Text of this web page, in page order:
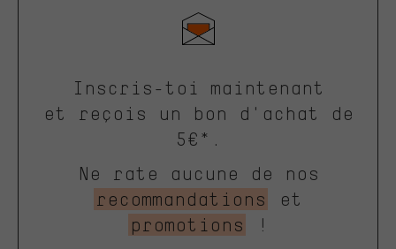
Inscris-toi maintenant
et reçois un bon d'achat de
5€*.
Ne rate aucune de nos
recommandations
et
promotions
!